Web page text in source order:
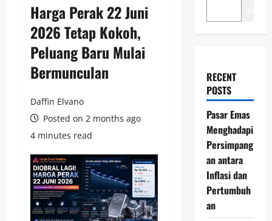
Harga Perak 22 Juni
2026 Tetap Kokoh,
Peluang Baru Mulai
Bermunculan
Daffin Elvano
Posted on 2 months ago
4 minutes read
RECENT
POSTS
Pasar Emas
Menghadapi
Persimpang
an antara
Inflasi dan
Pertumbuh
an